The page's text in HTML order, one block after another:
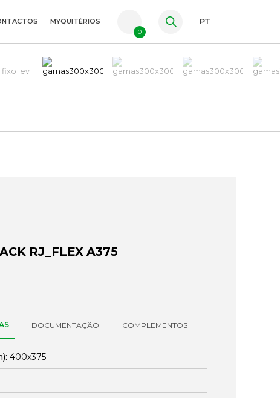
ES
MYQUITÉRIOS
0
PT
RJ_FLEX A375
DOCUMENTAÇÃO COMPLEMENTOS
400x375